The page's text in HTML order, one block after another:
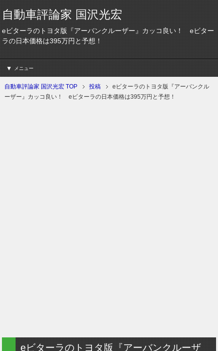
自動車評論家 国沢光宏
eビターラのトヨタ版『アーバンクルーザー』カッコ良い！ eビター
ラの日本価格は395万円と予想！
メニュー
自動車評論家 国沢光宏 TOP 投稿
eビターラのトヨタ版『アーバンクル
ーザー』カッコ良い！ eビターラの日本価格は395万円と予想！
eビターラのトヨタ版『アーバンクルーザ